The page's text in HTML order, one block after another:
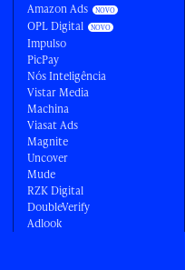
Amazon Ads
OPL Digital
Impulso
PicPay
Nós Inteligência
Vistar Media
Machina
Viasat Ads
Magnite
Uncover
Mude
RZK Digital
DoubleVerify
Adlook